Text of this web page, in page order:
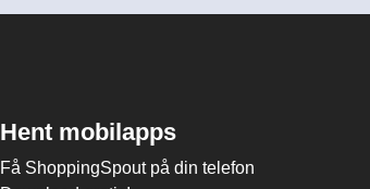
Hent mobilapps
Få ShoppingSpout på din telefon